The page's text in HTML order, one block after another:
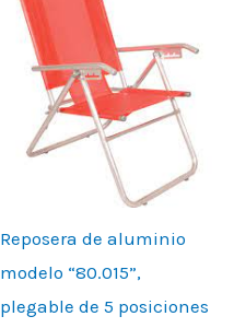
Reposera de aluminio
modelo “80.015”,
plegable de 5 posiciones